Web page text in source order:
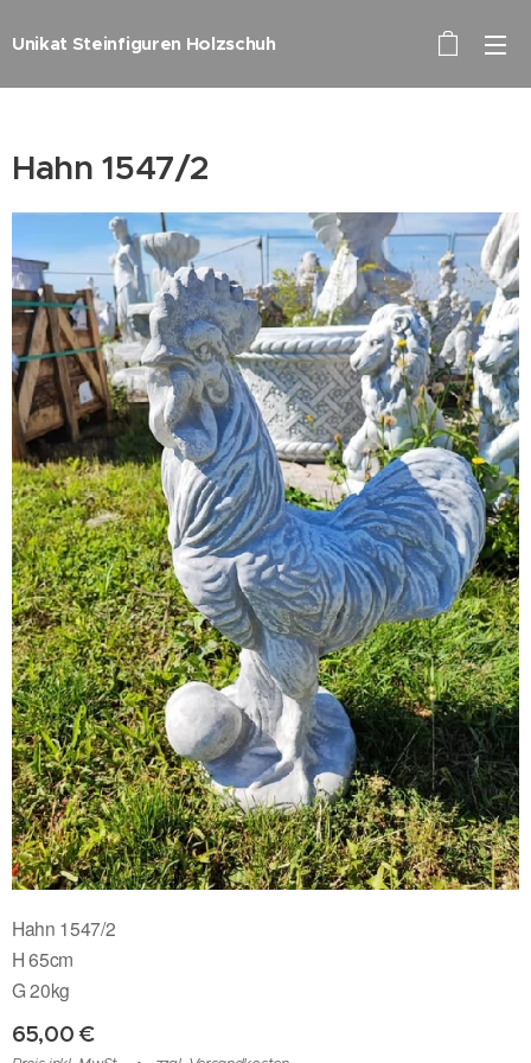
Unikat Steinfiguren Holzschuh
Hahn 1547/2
Hahn 1547/2
H 65cm
G 20kg
65,00 €